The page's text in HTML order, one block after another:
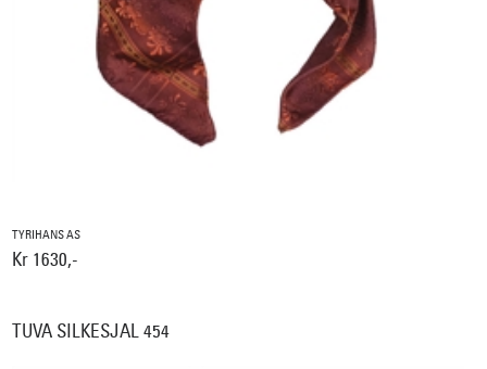
TYRIHANS AS
Kr 1630,-
TUVA SILKESJAL 454